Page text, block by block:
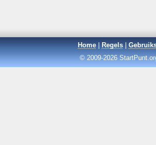
Home|Regels|
© 2009-2026